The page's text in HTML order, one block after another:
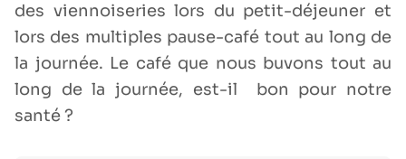
des viennoiseries lors du petit-déjeuner et
lors des multiples pause-café tout au long de
la journée. Le café que nous buvons tout au
long de la journée, est-il bon pour notre
santé ?